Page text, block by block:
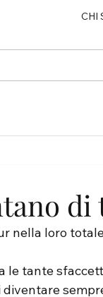
CHI
di
nella loro
le tante